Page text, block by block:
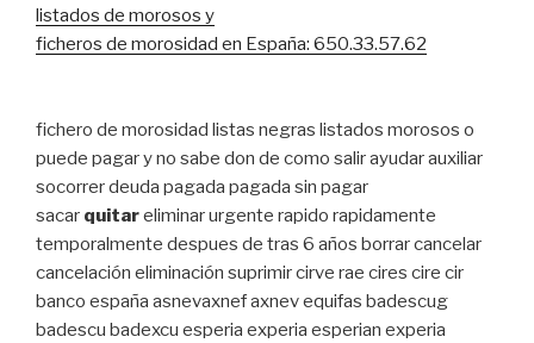
listados de morosos y
ficheros de morosidad en España: 650.33.57.62
fichero de morosidad listas negras listados morosos o
puede pagar y no sabe don de como salir ayudar auxiliar
socorrer deuda pagada pagada sin pagar
sacar quitareliminar urgente rapido rapidamente
temporalmente despues de tras 6 años borrar cancelar
cancelación eliminación suprimir cirve rae cires cire cir
banco españa asnevaxnef axnev equifas badescug
badescu badexcu esperia experia esperian experia